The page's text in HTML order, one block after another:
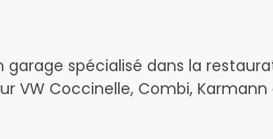
garage spécialisé dans la
VW Coccinelle, Combi,